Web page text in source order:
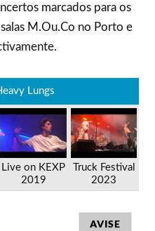
marcados para os
M.Ou.Co no Porto e
Lungs
Live on KEXP
2019
Truck Festival
2023
AVISE